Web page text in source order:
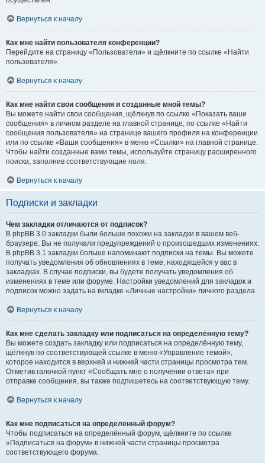
Вернуться к началу
Как мне найти пользователя конференции?
Перейдите на страницу «Пользователи» и щёлкните по ссылке «Найти
пользователя».
Вернуться к началу
Как мне найти свои сообщения и созданные мной темы?
Вы можете найти свои сообщения, щёлкнув по ссылке «Показать ваши
сообщения» в личном разделе на главной странице, по ссылке «Найти
сообщения пользователя» на странице вашего профиля на конференции
или по ссылке «Ваши сообщения» в меню «Ссылки» на главной странице.
Чтобы найти созданные вами темы, используйте страницу расширенного
поиска, заполнив соответствующие поля.
Вернуться к началу
Подписки и закладки
Чем закладки отличаются от подписок?
В phpBB 3.0 закладки были больше похожи на закладки в вашем веб-
браузере. Вы не получали предупреждений о произошедших изменениях.
В phpBB 3.1 закладки больше напоминают подписки на темы. Вы можете
получать уведомления об обновлениях в теме, находящейся у вас в
закладках. В случае подписки, вы будете получать уведомления об
изменениях в теме или форуме. Настройки уведомлений для закладок и
подписок можно задать на вкладке «Личные настройки» личного раздела.
Вернуться к началу
Как мне сделать закладку или подписаться на определённую тему?
Вы можете создать закладку или подписаться на определённую тему,
щёлкнув по соответствующей ссылке в меню «Управление темой»,
которое находится в верхней и нижней части страницы просмотра тем.
Отметив галочкой пункт «Сообщать мне о получении ответа» при
отправке сообщения, вы также подпишетесь на соответствующую тему.
Вернуться к началу
Как мне подписаться на определённый форум?
Чтобы подписаться на определённый форум, щёлкните по ссылке
«Подписаться на форум» в нижней части страницы просмотра
соответствующего форума.